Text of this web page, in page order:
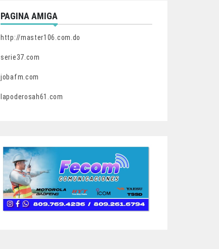
PAGINA AMIGA
http://master106.com.do
serie37.com
jobafm.com
lapoderosah61.com